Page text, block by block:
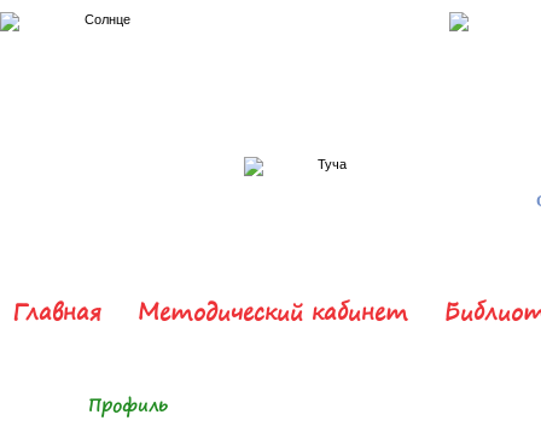
Главная Методический кабинет
Профиль